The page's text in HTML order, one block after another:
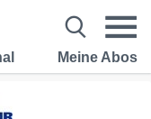
Meine Abos